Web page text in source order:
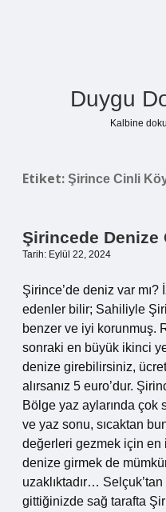
Duygu
Kalbine
Etiket: Şirince Cinli
Şirincede Denize
Tarih: Eylül 22, 2024
Şirince’de deniz var
edenler bilir; Sahiliyle
benzer ve iyi korunmuş.
sonraki en büyük ikinci
denize girebilirsiniz,
alırsanız 5 euro’dur.
Bölge yaz aylarında çok
ve yaz sonu, sıcaktan
değerleri gezmek için en
denize girmek de
uzaklıktadır…
gittiğinizde sağ tarafta